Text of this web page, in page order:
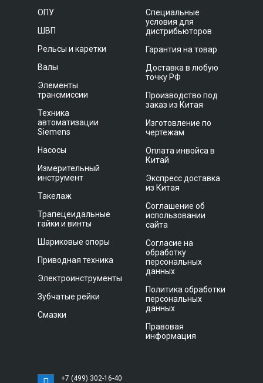
ОПУ
ШВП
Рельсы и каретки
Валы
Элементы
трансмиссии
Техника
автоматизации
Siemens
Насосы
Измерительный
инструмент
Такелаж
Трапецеидальные
гайки и винты
Шариковые опоры
Приводная техника
Электроинструменты
Зубчатые рейки
Смазки
Специальные
условия для
дистрибьюторов
Гарантия на товар
Доставка в любую
точку РФ
Производство под
заказ из Китая
Изготовление по
чертежам
Оплата инвойса в
Китай
Экспресс доставка
из Китая
Соглашение об
использовании
сайта
Согласие на
обработку
персональных
данных
Политика обработки
персональных
данных
Правовая
информация
+7 (499) 302-16-40